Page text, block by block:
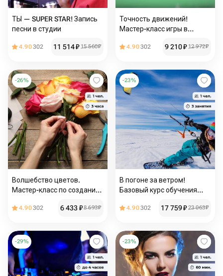
ТЫ — SUPER STAR! Запись
песни в студии
4.90302 11 514₽ 15 560₽
Точность движений!
Мастер-класс игры в
4.90302 9 210₽ 12 972₽
-26%
Волшебство цветов.
Мастер-класс по созданию
технике
4.90302 6 433₽8 693₽
-23%
В погоне за ветром!
Базовый курс обучения
4.90302 17 759₽ 23 063₽
-29% -23%